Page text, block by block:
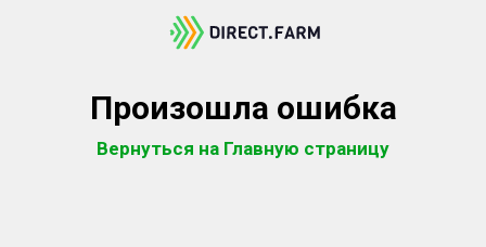
Произошла ошибка
Вернуться на Главную страницу